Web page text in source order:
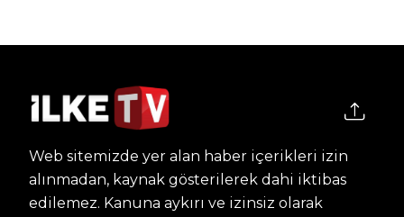
Web sitemizde yer alan haber içerikleri izin
alınmadan, kaynak gösterilerek dahi iktibas
edilemez. Kanuna aykırı ve izinsiz olarak